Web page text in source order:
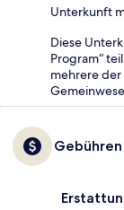
Unterkunft
Diese
Program“
mehrere